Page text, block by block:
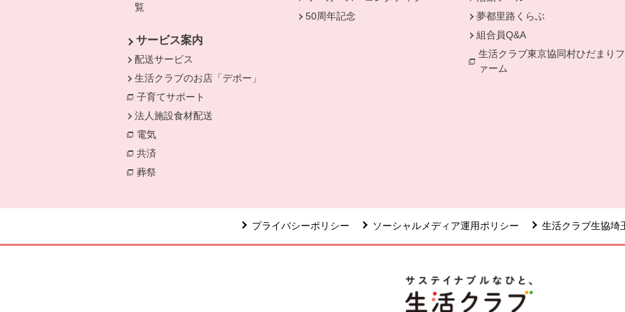
覧
サービス案内
配送サービス
生活クラブのお店「デポー」
子育てサポート
法人施設食材配送
電気
共済
葬祭
50周年記念
夢都里路くらぶ
組合員Q&A
生活クラブ東京協同村ひだまりフ
ァーム
プライバシーポリシー ソーシャルメディア運用ポリシー 生活クラブ生協埼